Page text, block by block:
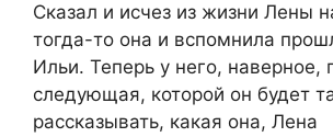
Сказал и исчез из жизни Лены
тогда-то она и вспомнила
Ильи. Теперь у него, наверное,
следующая, которой он будет
рассказывать, какая она, Лена